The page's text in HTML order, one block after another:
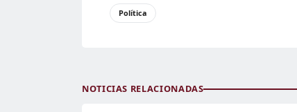
Política
NOTICIAS RELACIONADAS